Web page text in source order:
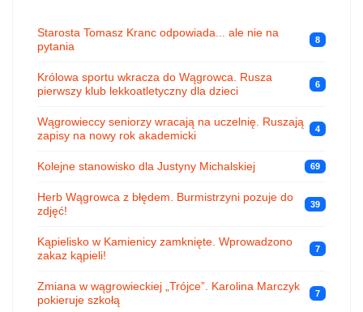
Starosta Tomasz Kranc odpowiada... ale nie na
pytania
8
Królowa sportu wkracza do Wągrowca. Rusza
pierwszy klub lekkoatletyczny dla dzieci
6
Wągrowieccy seniorzy wracają na uczelnię. Ruszają
zapisy na nowy rok akademicki
4
Kolejne stanowisko dla Justyny Michalskiej 69
Herb Wągrowca z błędem. Burmistrzyni pozuje do
zdjęć!
39
Kąpielisko w Kamienicy zamknięte. Wprowadzono
zakaz kąpieli!
7
Zmiana w wągrowieckiej „Trójce”. Karolina Marczyk
pokieruje szkołą
7